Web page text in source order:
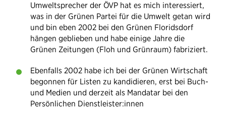
Umweltsprecher der ÖVP hat es mich interessiert,
was in der Grünen Partei für die Umwelt getan wird
und bin eben 2002 bei den Grünen Floridsdorf
hängen geblieben und habe einige Jahre die
Grünen Zeitungen (Floh und Grünraum) fabriziert.
Ebenfalls 2002 habe ich bei der Grünen Wirtschaft
begonnen für Listen zu kandidieren, erst bei Buch-
und Medien und derzeit als Mandatar bei den
Persönlichen Dienstleister:innen